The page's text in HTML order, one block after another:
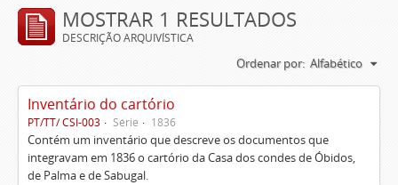
MOSTRAR 1 RESULTADOS
DESCRIÇÃO ARQUIVÍSTICA
Ordenar por: Alfabético
Inventário do cartório
PT/TT/ CSI-003 Série 1836
Contém um inventário que descreve os documentos que
integravam em 1836 o cartório da Casa dos condes de Óbidos,
de Palma e de Sabugal.